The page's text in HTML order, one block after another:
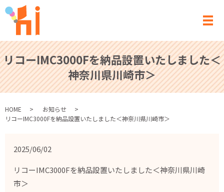
メ
リコーIMC3000Fを納品設置いたしました＜
神奈川県川崎市＞
HOME
お知らせ
リコーIMC3000Fを納品設置いたしました＜神奈川県川崎市＞
2025/06/02
リコーIMC3000Fを納品設置いたしました＜神奈川県川崎
市＞